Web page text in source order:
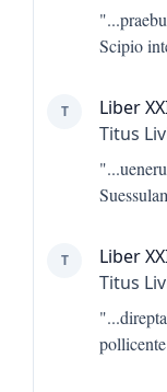
"...
Scipio
T
Liber
Titus
"...
T
Liber
Titus
"...